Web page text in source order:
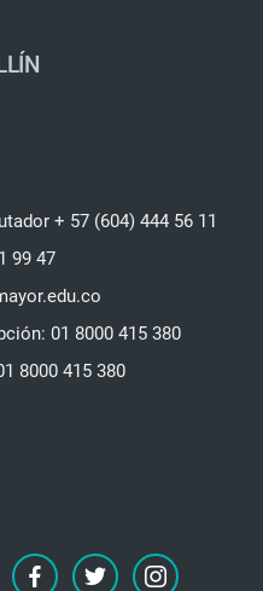
+ 57 (604) 444 56 11
99 47
01 8000 415 380
8000 415 380
facebooktwitter instagram